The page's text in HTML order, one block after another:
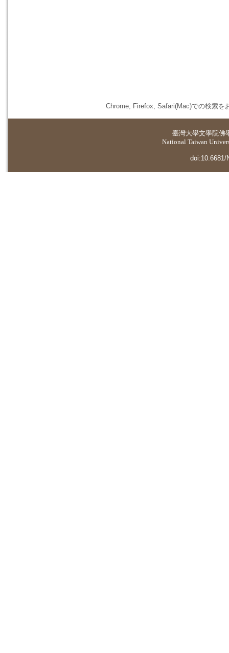
Chrome, Firefox, Safari(Mac)での検索を
臺灣大學文學院佛
National Taiwan
doi:10.6681/